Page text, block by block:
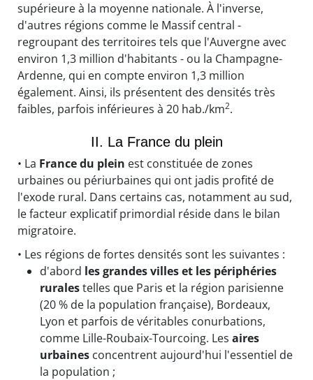
supérieure à la moyenne nationale. À l'inverse,
d'autres régions comme le Massif central -
regroupant des territoires tels que l'Auvergne avec
environ 1,3 million d'habitants - ou la Champagne-
Ardenne, qui en compte environ 1,3 million
également. Ainsi, ils présentent des densités très
faibles, parfois inférieures à 20 hab./km2.
II. La France du plein
• La France du plein est constituée de zones
urbaines ou périurbaines qui ont jadis profité de
l'exode rural. Dans certains cas, notamment au sud,
le facteur explicatif primordial réside dans le bilan
migratoire.
• Les régions de fortes densités sont les suivantes :
d'abord les grandes villes et les périphéries
ruralestelles que Paris et la région parisienne
(20 % de la population française), Bordeaux,
Lyon et parfois de véritables conurbations,
comme Lille-Roubaix-Tourcoing. Les aires
urbaines concentrent aujourd'hui l'essentiel de
la population ;